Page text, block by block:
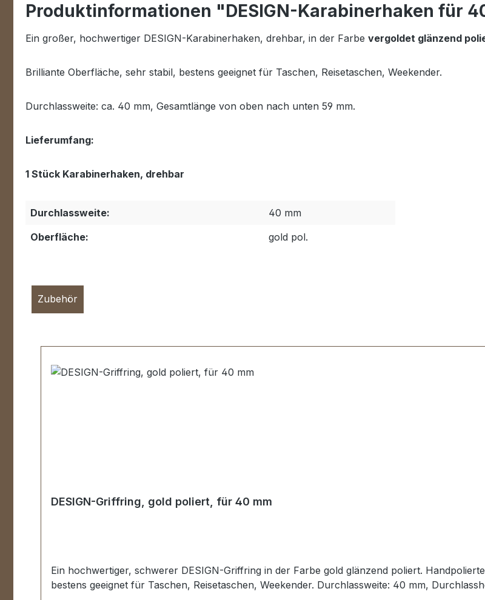
Produktinformationen "DESIGN-Karabinerhaken für
Ein großer, hochwertiger DESIGN-Karabinerhaken, drehbar, in der Farbe vergoldet glänzend
Brilliante Oberfläche, sehr stabil, bestens geeignet für Taschen, Reisetaschen, Weekender.
Durchlassweite: ca. 40 mm, Gesamtlänge von oben nach unten 59 mm.
Lieferumfang:
1 Stück Karabinerhaken, drehbar
Durchlassweite:
40 mm
Oberfläche:
gold pol.
Zubehör
DESIGN-Griffring, gold poliert, für 40 mm
Ein hochwertiger, schwerer DESIGN-Griffring in der Farbe gold glänzend poliert.
bestens geeignet für Taschen, Reisetaschen, Weekender. Durchlassweite: 40 mm,